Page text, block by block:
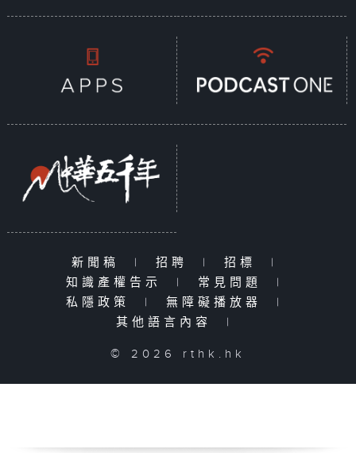
新聞稿 | 招聘 | 招標
|
知識產權告示
| 常見問題
|
私隱政策
| 無障礙播放器
|
其他語言內容
|
© 2026 rthk.hk